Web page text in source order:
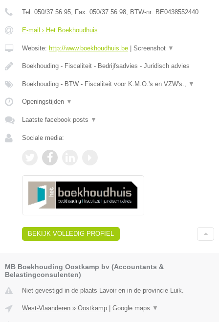
Tel: 050/37 56 95 , Fax: 050/37 56 98 , BTW-nr: BE0438552440
E-mail › Het Boekhoudhuis
Website: http://www.boekhoudhuis.be Screenshot ▼
Boekhouding - Fiscaliteit - Bedrijfsadvies - Juridisch advies
Boekhouding - BTW - Fiscaliteit voor K.M.O.'s en VZW's., ▼
Openingstijden ▼
Laatste facebook posts ▼
Sociale media:
BEKIJK VOLLEDIG PROFIEL
MB Boekhouding Oostkamp bv (Accountants &
Belastingconsulenten)
Niet gevestigd in de plaats Lavoir en in de provincie Luik.
West-Vlaanderen » Oostkamp Google maps ▼